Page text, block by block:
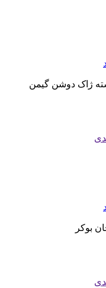
ژاک دوشن گیمن
بوکر